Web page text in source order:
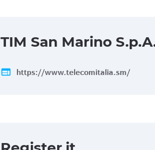
TIM San Marino
web https://www.telecomitalia.sm/